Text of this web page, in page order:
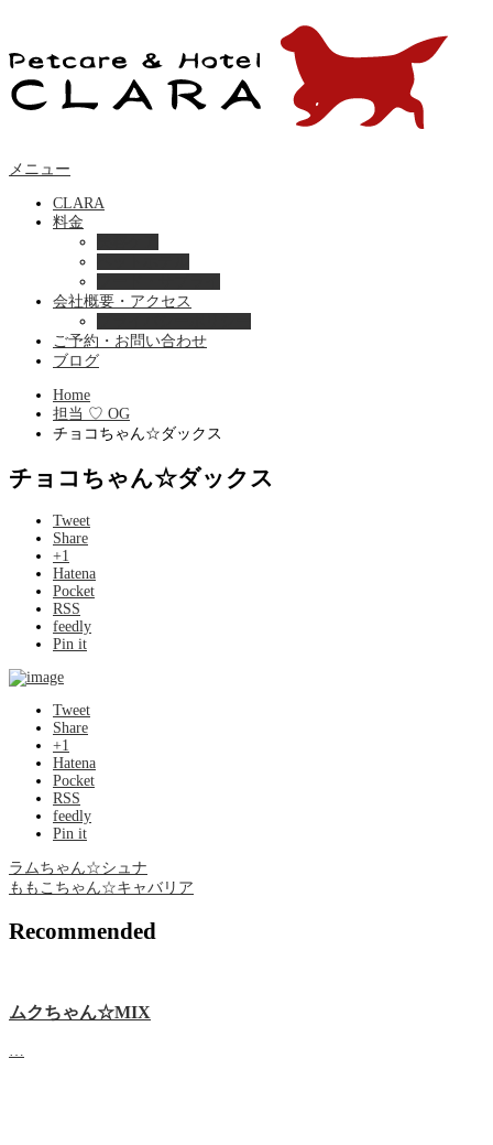
メニュー
CLARA
料金
会社概要・アクセス
ご予約・お問い合わせ
ブログ
Home
担当 ♡ OG
チョコちゃん☆ダックス
チョコちゃん☆ダックス
Tweet
Share
+1
Hatena
Pocket
RSS
feedly
Pin it
Tweet
Share
+1
Hatena
Pocket
RSS
feedly
Pin it
ラムちゃん☆シュナ
ももこちゃん☆キャバリア
Recommended
ムクちゃん☆MIX